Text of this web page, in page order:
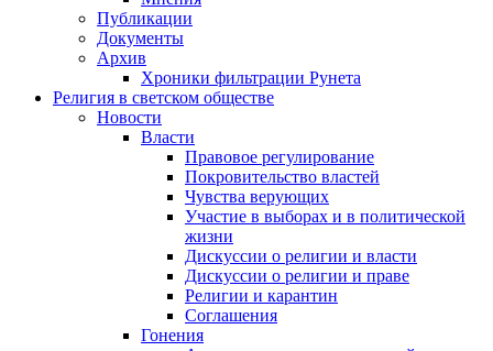
Публикации
Документы
Архив
Хроники фильтрации Рунета
Религия в светском обществе
Новости
Власти
Правовое регулирование
Покровительство властей
Чувства верующих
Участие в выборах и в политической
жизни
Дискуссии о религии и власти
Дискуссии о религии и праве
Религии и карантин
Соглашения
Гонения